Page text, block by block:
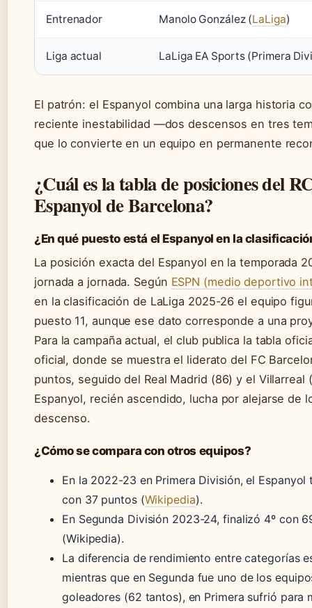
Entrenador Manolo González (LaLiga)
Liga actual LaLiga EA Sports (Primera
El patrón: el Espanyol combina una larga historia
reciente inestabilidad —dos descensos en tres
que lo convierte en un equipo en permanente
¿Cuál es la tabla de posiciones del
Espanyol de Barcelona?
¿En qué puesto está el Espanyol en la
La posición exacta del Espanyol en la temporada
jornada a jornada. Según ESPN (medio deportivo
en la clasificación de LaLiga 2025-26 el equipo
puesto 11, aunque ese dato corresponde a una
Para la campaña actual, el club publica la tabla
oficial, donde se muestra el liderato del FC
puntos, seguido del Real Madrid (86) y el Villarreal
Espanyol, recién ascendido, lucha por alejarse de
descenso.
¿Cómo se compara con otros equipos?
En la 2022-23 en Primera División, el Espanyol
con 37 puntos (Wikipedia).
En Segunda División 2023-24, finalizó 4º con
(Wikipedia).
La diferencia de rendimiento entre categorías
mientras que en Segunda fue uno de los
goleadores (62 tantos), en Primera sufrió para